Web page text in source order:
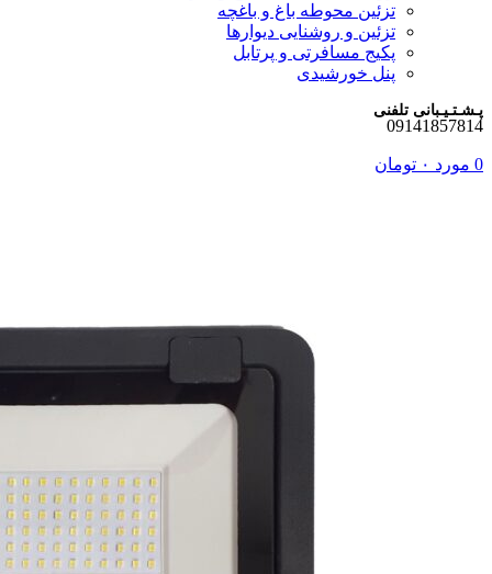
تزئین محوطه باغ و باغچه
تزئین و روشنایی دیوارها
پکیج مسافرتی و پرتابل
پنل خورشیدی
پـشـتـیـبانی تلفنی
09141857814
0 مورد ۰ تومان